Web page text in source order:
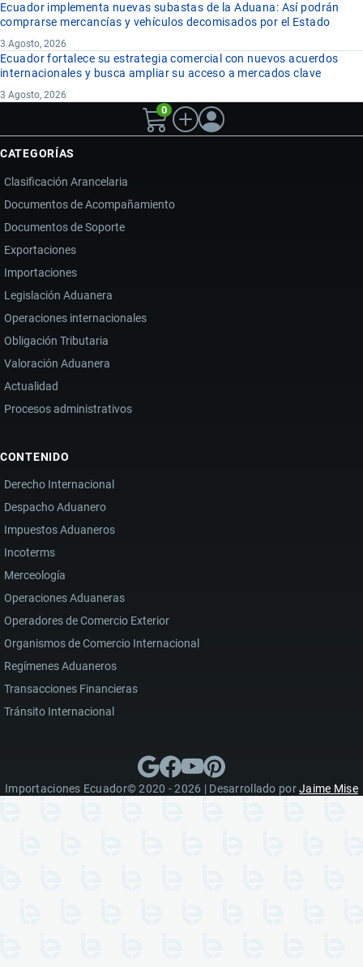
Ecuador implementa nuevas subastas de la Aduana: Así podrán
comprarse mercancías y vehículos decomisados por el Estado
3 Agosto, 2026
Ecuador fortalece su estrategia comercial con nuevos acuerdos
internacionales y busca ampliar su acceso a mercados clave
3 Agosto, 2026
0
CATEGORÍAS
Clasificación Arancelaria
Documentos de Acompañamiento
Documentos de Soporte
Exportaciones
Importaciones
Legislación Aduanera
Operaciones internacionales
Obligación Tributaria
Valoración Aduanera
Actualidad
Procesos administrativos
CONTENIDO
Derecho Internacional
Despacho Aduanero
Impuestos Aduaneros
Incoterms
Merceología
Operaciones Aduaneras
Operadores de Comercio Exterior
Organismos de Comercio Internacional
Regímenes Aduaneros
Transacciones Financieras
Tránsito Internacional
Importaciones Ecuador© 2020 - 2026 | Desarrollado porJaime Mise